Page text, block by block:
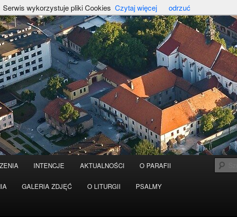
INTENCJE AKTUALNOŚCI O PARAFII
GALERIA ZDJĘĆ O LITURGII PSALMY
Serwis wykorzystuje pliki Cookies Czytaj więcej odrzuć